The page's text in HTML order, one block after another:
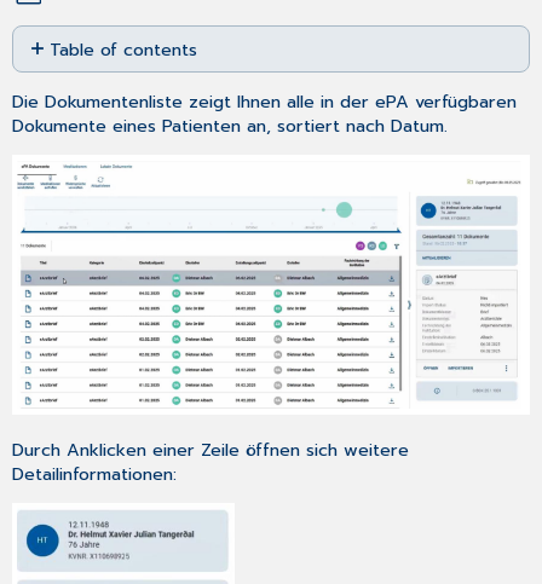
Save
as
PDF
Table of contents
von
Dokumenten
Die Dokumentenliste zeigt Ihnen alle in der ePA verfügbaren
Dokumente eines Patienten an, sortiert nach Datum.
Durch Anklicken einer Zeile öffnen sich weitere
Detailinformationen: